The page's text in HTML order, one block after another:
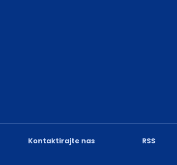
Kontaktirajte nas RSS